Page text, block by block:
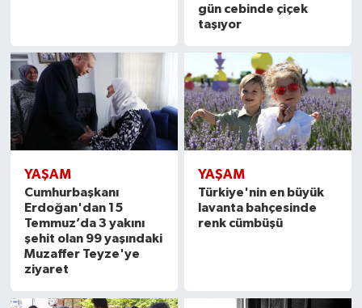
gün cebinde çiçek
taşıyor
YAŞAM
Cumhurbaşkanı
Erdoğan'dan 15
Temmuz’da 3 yakını
şehit olan 99 yaşındaki
Muzaffer Teyze'ye
ziyaret
YAŞAM
Türkiye'nin en büyük
lavanta bahçesinde
renk cümbüşü